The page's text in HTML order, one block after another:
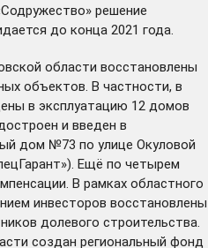
решение
до конца 2021 года.
области восстановлены
объектов. В частности, в
в эксплуатацию 12 домов
и введен в
дом №73 по улице Окуловой
Ещё по четырем
В рамках областного
инвесторов восстановлены
долевого строительства.
создан региональный фонд